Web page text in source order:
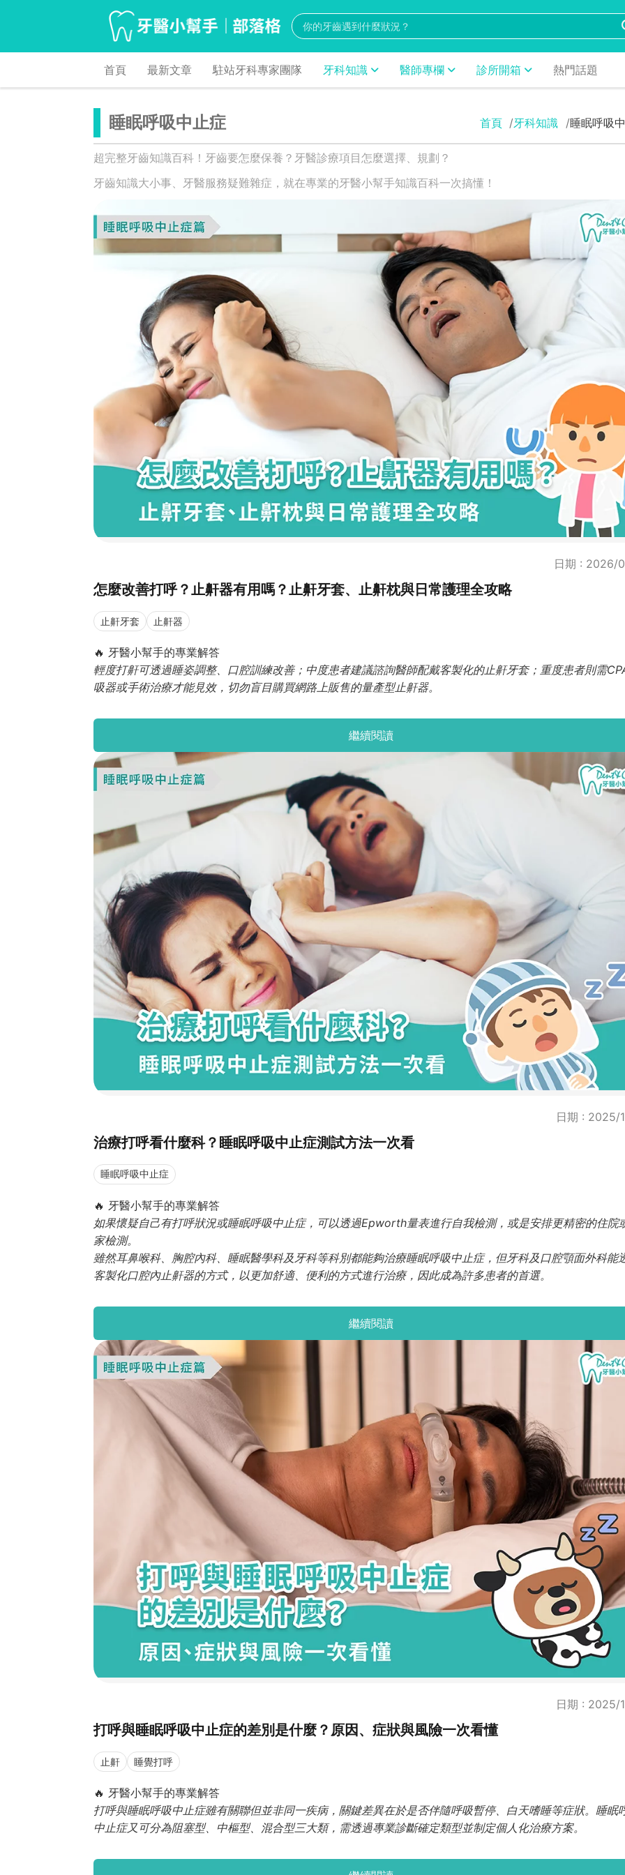
首頁 最新文章 駐站牙科專家團隊 牙科知識 醫師專欄 診所開箱 熱門話題
睡眠呼吸中止症 首頁 牙科知識 睡眠呼吸
超完整牙齒知識百科！牙齒要怎麼保養？牙醫診療項目怎麼選擇、規劃？
牙齒知識大小事、牙醫服務疑難雜症，就在專業的牙醫小幫手知識百科一次搞懂！
日期 : 2026/
怎麼改善打呼？止鼾器有用嗎？止鼾牙套、止鼾枕與日常護理全攻略
止鼾牙套 止鼾器
🔥 牙醫小幫手的專業解答
輕度打鼾可透過睡姿調整、口腔訓練改善；中度患者建議諮詢醫師配戴客製化的止鼾牙套；重度患者則需
吸器或手術治療才能見效，切勿盲目購買網路上販售的量產型止鼾器。
繼續閱讀
日期 : 2025/
治療打呼看什麼科？睡眠呼吸中止症測試方法一次看
睡眠呼吸中止症
🔥 牙醫小幫手的專業解答
如果懷疑自己有打呼狀況或睡眠呼吸中止症，可以透過Epworth量表進行自我檢測，或是安排更精密的住院
家檢測。
雖然耳鼻喉科、胸腔內科、睡眠醫學科及牙科等科別都能夠治療睡眠呼吸中止症，但牙科及口腔顎面外科能
客製化口腔內止鼾器的方式，以更加舒適、便利的方式進行治療，因此成為許多患者的首選。
繼續閱讀
日期 : 2025/
打呼與睡眠呼吸中止症的差別是什麼？原因、症狀與風險一次看懂
止鼾 睡覺打呼
🔥 牙醫小幫手的專業解答
打呼與睡眠呼吸中止症雖有關聯但並非同一疾病，關鍵差異在於是否伴隨呼吸暫停、白天嗜睡等症狀。睡眠
中止症又可分為阻塞型、中樞型、混合型三大類，需透過專業診斷確定類型並制定個人化治療方案。